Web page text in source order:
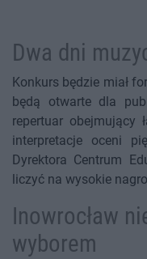
Dwa dni
Konkurs będzie miał
będą otwarte dla
repertuar obejmujący
interpretacje oceni
Dyrektora Centrum
liczyć na wysokie
Inowrocław
wyborem